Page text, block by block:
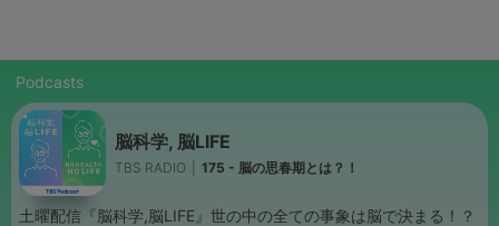
Podcasts
脳科学, 脳LIFE
TBS RADIO 175 - 脳の思春期とは？！
土曜配信『脳科学,脳LIFE』世の中の全ての事象は脳で決まる！？